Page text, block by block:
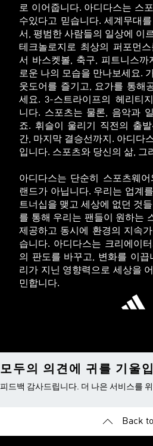
로 이어줍니다. 아디다스는 스
수있다고 믿습니다. 세계무대
서, 평범한 사람들의 일상에 이
테크놀로지로 최상의 퍼포먼
서 바스켓볼, 축구, 피트니스까
로운 나의 모습을 만나보세요.
웃도어를 즐기고, 요가를 통해
세요. 3-스트라이프의 헤리티
니다. 스포츠는 물론, 음악과
죠. 휘슬이 울리기 직전의 출
간, 마지막 결승선까지. 아디다
입니다. 스포츠와 당신의 삶, 그
아디다스는 단순히 스포츠웨
랜드가 아닙니다. 우리는 업계
트너십을 맺고 세상에 없던 것
를 통해 우리는 팬들이 원하는
제공하고 동시에 환경의 지속
습니다. 아디다스는 크리에이
의 판도를 바꾸고, 변화를 이끕
리가 지닌 영향력으로 세상을
민합니다.
모두의 의견에 귀를 기울
피드백 감사드립니다. 더 나은 서비스를
Back